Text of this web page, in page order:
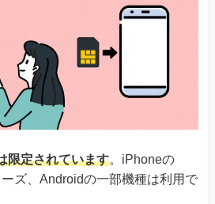
限定されています。iPhoneの
ズ、Androidの一部機種は利用で